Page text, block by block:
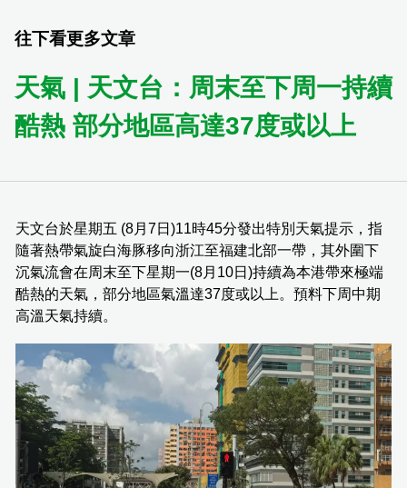
往下看更多文章
天氣 | 天文台：周末至下周一持續
酷熱 部分地區高達37度或以上
天文台於星期五 (8月7日)11時45分發出特別天氣提示，指
隨著熱帶氣旋白海豚移向浙江至福建北部一帶，其外圍下
沉氣流會在周末至下星期一(8月10日)持續為本港帶來極端
酷熱的天氣，部分地區氣溫達37度或以上。預料下周中期
高溫天氣持續。